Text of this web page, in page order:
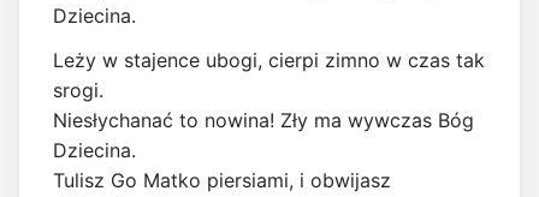
Dziecina.
Leży w stajence ubogi, cierpi zimno w czas tak
srogi.
Niesłychanać to nowina! Zły ma wywczas Bóg
Dziecina.
Tulisz Go Matko piersiami, i obwijasz